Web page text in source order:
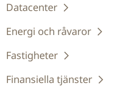
Datacenter
Energi och råvaror
Fastigheter
Finansiella tjänster